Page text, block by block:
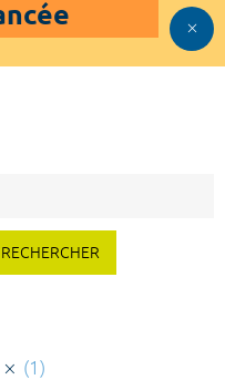
RECHERCHER
(1)